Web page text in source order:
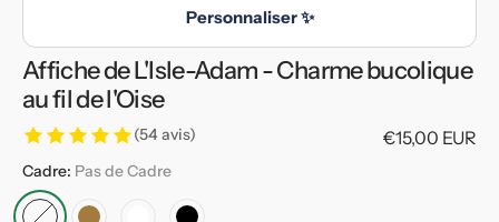
Personnaliser ✨
Affiche de L'Isle-Adam - Charme bucolique
au fil de l'Oise
(54 avis)
Prix
€15,00 EUR
Cadre: Pas de Cadre